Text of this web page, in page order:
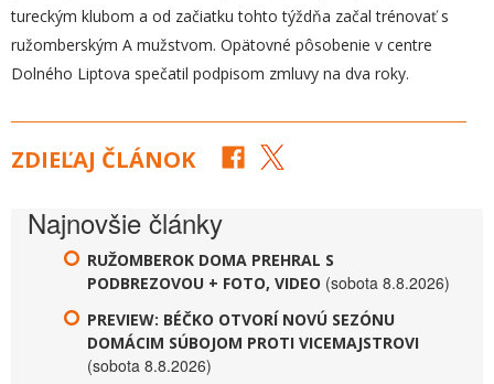
tureckým klubom a od začiatku tohto týždňa začal trénovať s
ružomberským A mužstvom. Opätovné pôsobenie v centre
Dolného Liptova spečatil podpisom zmluvy na dva roky.
ZDIEĽAJ ČLÁNOK
Najnovšie články
RUŽOMBEROK DOMA PREHRAL S
PODBREZOVOU + FOTO, VIDEO (sobota 8.8.2026)
PREVIEW: BÉČKO OTVORÍ NOVÚ SEZÓNU
DOMÁCIM SÚBOJOM PROTI VICEMAJSTROVI
(sobota 8.8.2026)